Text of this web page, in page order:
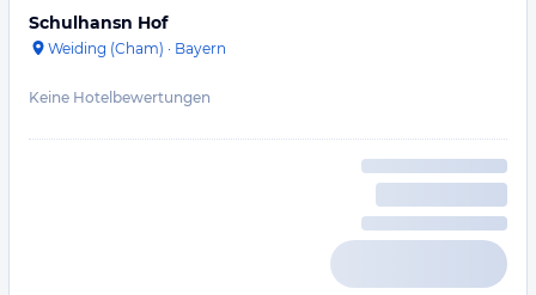
Schulhansn Hof
Weiding (Cham) · Bayern
Keine Hotelbewertungen